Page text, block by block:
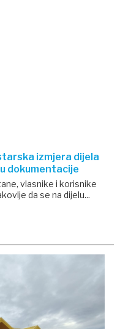
izmjera dijela
dokumentacije
vlasnike i korisnike
da se na dijelu...